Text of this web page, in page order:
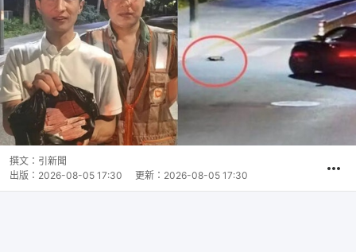
撰文： 引新聞
出版： 2026-08-05 17:30 更新： 2026-08-05 17:30